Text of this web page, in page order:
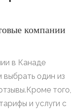
компании
в Канаде
один из
того,
и услуги с